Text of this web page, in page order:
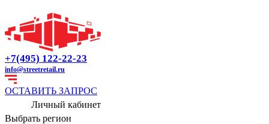
+7(495) 122-22-23
info@streetretail.ru
ОСТАВИТЬ ЗАПРОС
Личный кабинет
Выбрать регион